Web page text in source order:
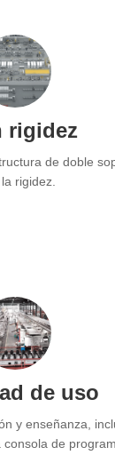
rigidez
de doble
rigidez.
de uso
y enseñanza,
de